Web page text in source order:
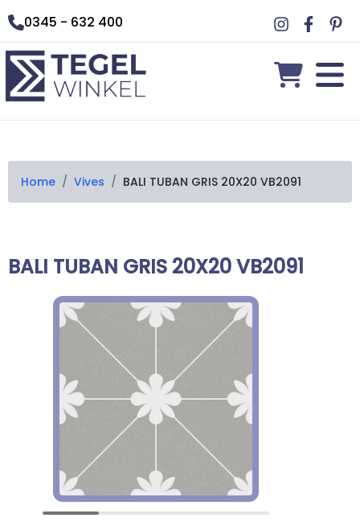
0345 - 632 400
Home / Vives / BALI TUBAN GRIS 20X20 VB2091
BALI TUBAN GRIS 20X20 VB2091